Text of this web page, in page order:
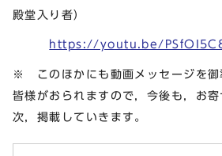
殿堂入り者）
https://youtu.be/
※ このほかにも動画メッセージを御
皆様がおられますので，今後も，お
次，掲載していきます。